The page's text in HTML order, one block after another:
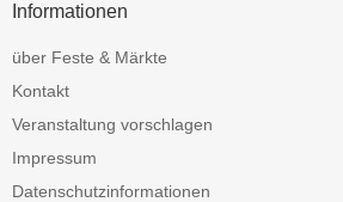
Informationen
über Feste & Märkte
Kontakt
Veranstaltung vorschlagen
Impressum
Datenschutzinformationen